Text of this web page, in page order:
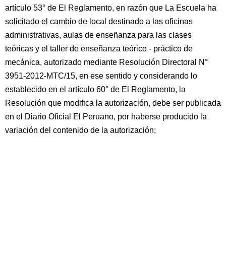
artículo 53° de El Reglamento, en razón que La Escuela ha
solicitado el cambio de local destinado a las oficinas
administrativas, aulas de enseñanza para las clases
teóricas y el taller de enseñanza teórico - práctico de
mecánica, autorizado mediante Resolución Directoral N°
3951-2012-MTC/15, en ese sentido y considerando lo
establecido en el artículo 60° de El Reglamento, la
Resolución que modifica la autorización, debe ser publicada
en el Diario Oficial El Peruano, por haberse producido la
variación del contenido de la autorización;